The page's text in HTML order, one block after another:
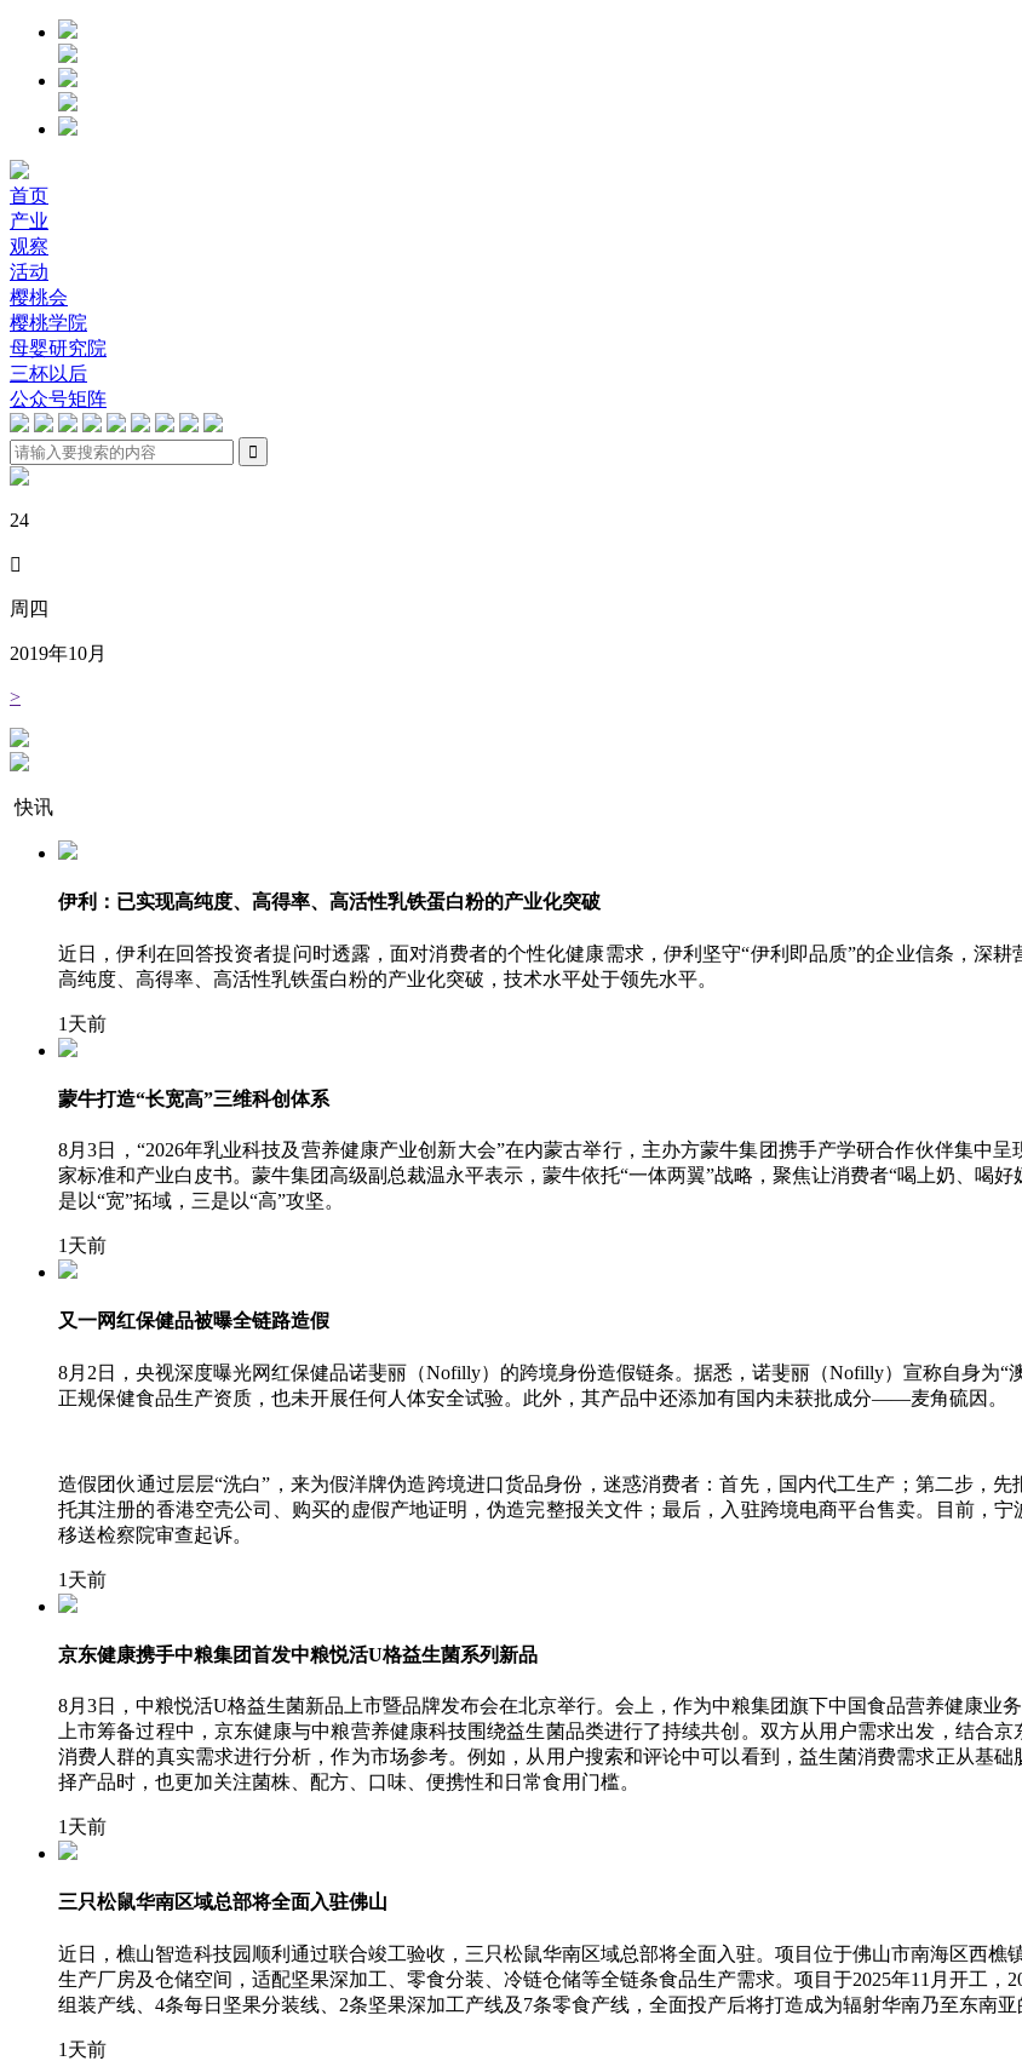
首页
产业
观察
活动
樱桃会
樱桃学院
母婴研究院
三杯以后
公众号矩阵

24

周四
2019年10月
>
快讯
伊利：已实现高纯度、高得率、高活性乳铁蛋白粉的产业化突破
近日，伊利在回答投资者提问时透露，面对消费者的个性化健康需求，伊利坚守“伊利即品质”的企业信条，深
高纯度、高得率、高活性乳铁蛋白粉的产业化突破，技术水平处于领先水平。
1天前
蒙牛打造“长宽高”三维科创体系
8月3日，“2026年乳业科技及营养健康产业创新大会”在内蒙古举行，主办方蒙牛集团携手产学研合作伙伴集中
家标准和产业白皮书。蒙牛集团高级副总裁温永平表示，蒙牛依托“一体两翼”战略，聚焦让消费者“喝上奶、喝
是以“宽”拓域，三是以“高”攻坚。
1天前
又一网红保健品被曝全链路造假
8月2日，央视深度曝光网红保健品诺斐丽（Nofilly）的跨境身份造假链条。据悉，诺斐丽（Nofilly）宣称自身为
正规保健食品生产资质，也未开展任何人体安全试验。此外，其产品中还添加有国内未获批成分——麦角硫因。
造假团伙通过层层“洗白”，来为假洋牌伪造跨境进口货品身份，迷惑消费者：首先，国内代工生产；第二步，
托其注册的香港空壳公司、购买的虚假产地证明，伪造完整报关文件；最后，入驻跨境电商平台售卖。目前，
移送检察院审查起诉。
1天前
京东健康携手中粮集团首发中粮悦活U格益生菌系列新品
8月3日，中粮悦活U格益生菌新品上市暨品牌发布会在北京举行。会上，作为中粮集团旗下中国食品营养健康业
上市筹备过程中，京东健康与中粮营养健康科技围绕益生菌品类进行了持续共创。双方从用户需求出发，结合
消费人群的真实需求进行分析，作为市场参考。例如，从用户搜索和评论中可以看到，益生菌消费需求正从基
择产品时，也更加关注菌株、配方、口味、便携性和日常食用门槛。
1天前
三只松鼠华南区域总部将全面入驻佛山
近日，樵山智造科技园顺利通过联合竣工验收，三只松鼠华南区域总部将全面入驻。项目位于佛山市南海区西樵
生产厂房及仓储空间，适配坚果深加工、零食分装、冷链仓储等全链条食品生产需求。项目于2025年11月开工，
组装产线、4条每日坚果分装线、2条坚果深加工产线及7条零食产线，全面投产后将打造成为辐射华南乃至东南亚
1天前